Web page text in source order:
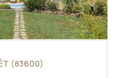
(83600)